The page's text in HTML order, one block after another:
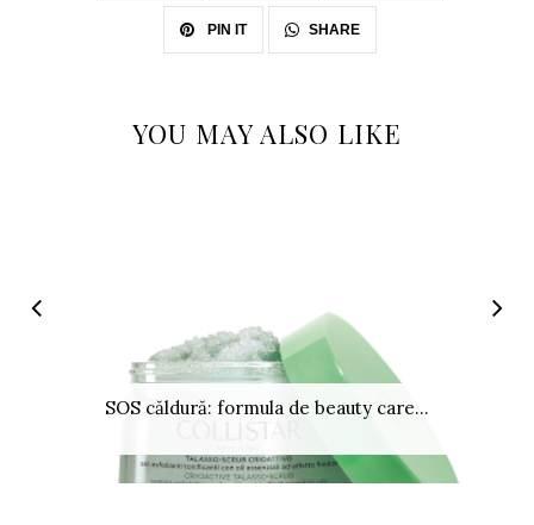
PIN IT SHARE
YOU MAY ALSO LIKE
SOS căldură: formula de beauty care...